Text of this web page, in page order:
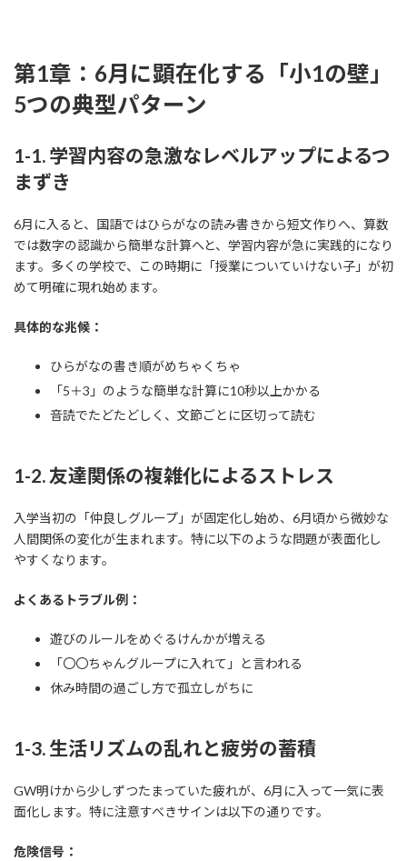
第1章：6月に顕在化する「小1の壁」
5つの典型パターン
1-1. 学習内容の急激なレベルアップによるつ
まずき
6月に入ると、国語ではひらがなの読み書きから短文作りへ、算数
では数字の認識から簡単な計算へと、学習内容が急に実践的になり
ます。多くの学校で、この時期に「授業についていけない子」が初
めて明確に現れ始めます。
具体的な兆候：
ひらがなの書き順がめちゃくちゃ
「5＋3」のような簡単な計算に10秒以上かかる
音読でたどたどしく、文節ごとに区切って読む
1-2. 友達関係の複雑化によるストレス
入学当初の「仲良しグループ」が固定化し始め、6月頃から微妙な
人間関係の変化が生まれます。特に以下のような問題が表面化し
やすくなります。
よくあるトラブル例：
遊びのルールをめぐるけんかが増える
「〇〇ちゃんグループに入れて」と言われる
休み時間の過ごし方で孤立しがちに
1-3. 生活リズムの乱れと疲労の蓄積
GW明けから少しずつたまっていた疲れが、6月に入って一気に表
面化します。特に注意すべきサインは以下の通りです。
危険信号：